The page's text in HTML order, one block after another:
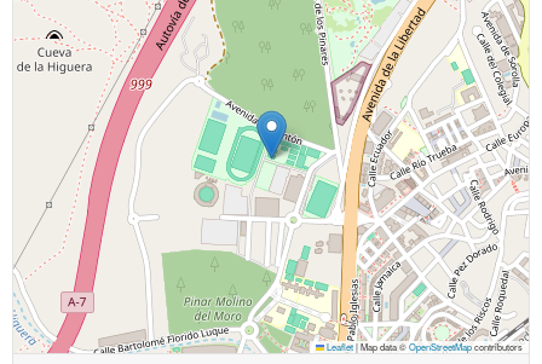
Leaflet|Map data ©OpenStreetMapcontributors